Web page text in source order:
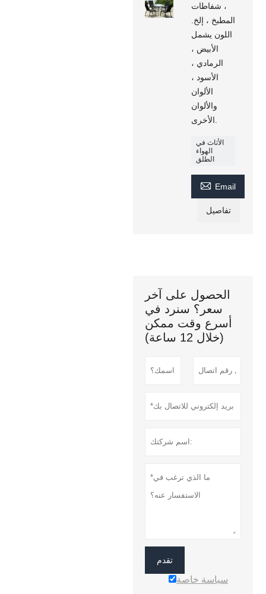
، شفاطات
المطبخ ، إلخ.
اللون يشمل
الأبيض ،
الرمادي ،
الأسود ،
الألوان
والألوان
الأثاث في
الهواء
الطلق
 Email
تفاصيل
الحصول على آخر
سعر؟ سنرد في
أسرع وقت ممكن
(خلال 12 ساعة)
تقدم
سياسة خاصة